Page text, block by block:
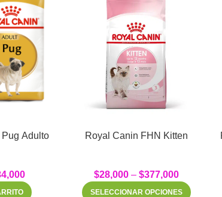
Royal Canin BHN Pug Adulto Royal Canin FHN Kitten
$28,000– $377,000
SELECCIONAR OPCIONES